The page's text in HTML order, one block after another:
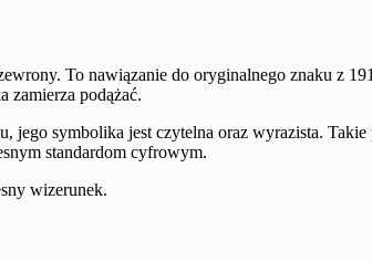
To nawiązanie do oryginalnego znaku z
zamierza podążać.
symbolika jest czytelna oraz wyrazista. Takie
standardom cyfrowym.
wizerunek.